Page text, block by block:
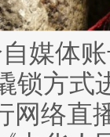
媒体
锁方
网络直